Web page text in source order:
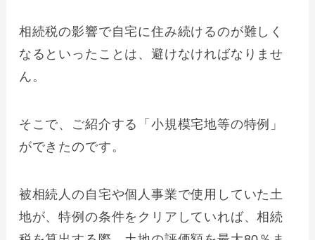
相続税の影響で自宅に住み続けるのが難しく
なるといったことは、避けなければなりませ
ん。
そこで、ご紹介する「小規模宅地等の特例」
ができたのです。
被相続人の自宅や個人事業で使用していた土
地が、特例の条件をクリアしていれば、相続